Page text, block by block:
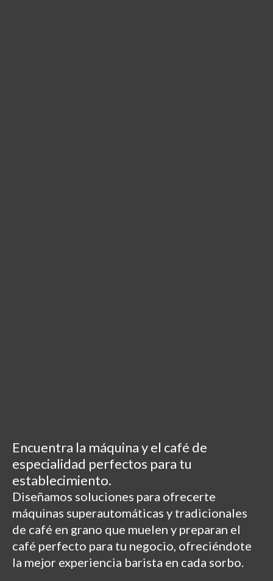
Encuentra la máquina y el café de
especialidad perfectos para tu
establecimiento.
Diseñamos soluciones para ofrecerte
máquinas superautomáticas y tradicionales
de café en grano que muelen y preparan el
café perfecto para tu negocio, ofreciéndote
la mejor experiencia barista en cada sorbo.